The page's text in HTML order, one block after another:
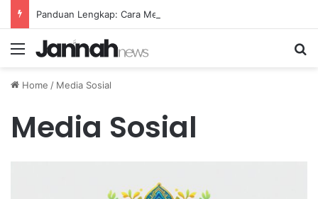
Menu
Home / Media Sosial
Media Sosial